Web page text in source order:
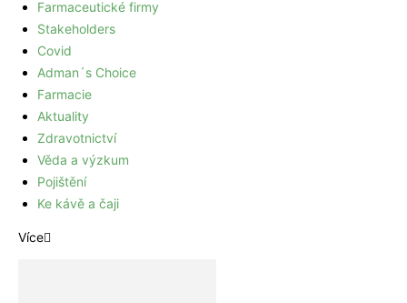
Farmaceutické firmy
Stakeholders
Covid
Adman´s Choice
Farmacie
Aktuality
Zdravotnictví
Věda a výzkum
Pojištění
Ke kávě a čaji
Více